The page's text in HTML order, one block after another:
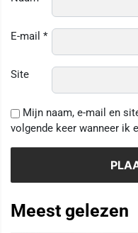
E-mail *
Site
Mijn naam, e-mail en
volgende keer wanneer ik
Meest gelezen